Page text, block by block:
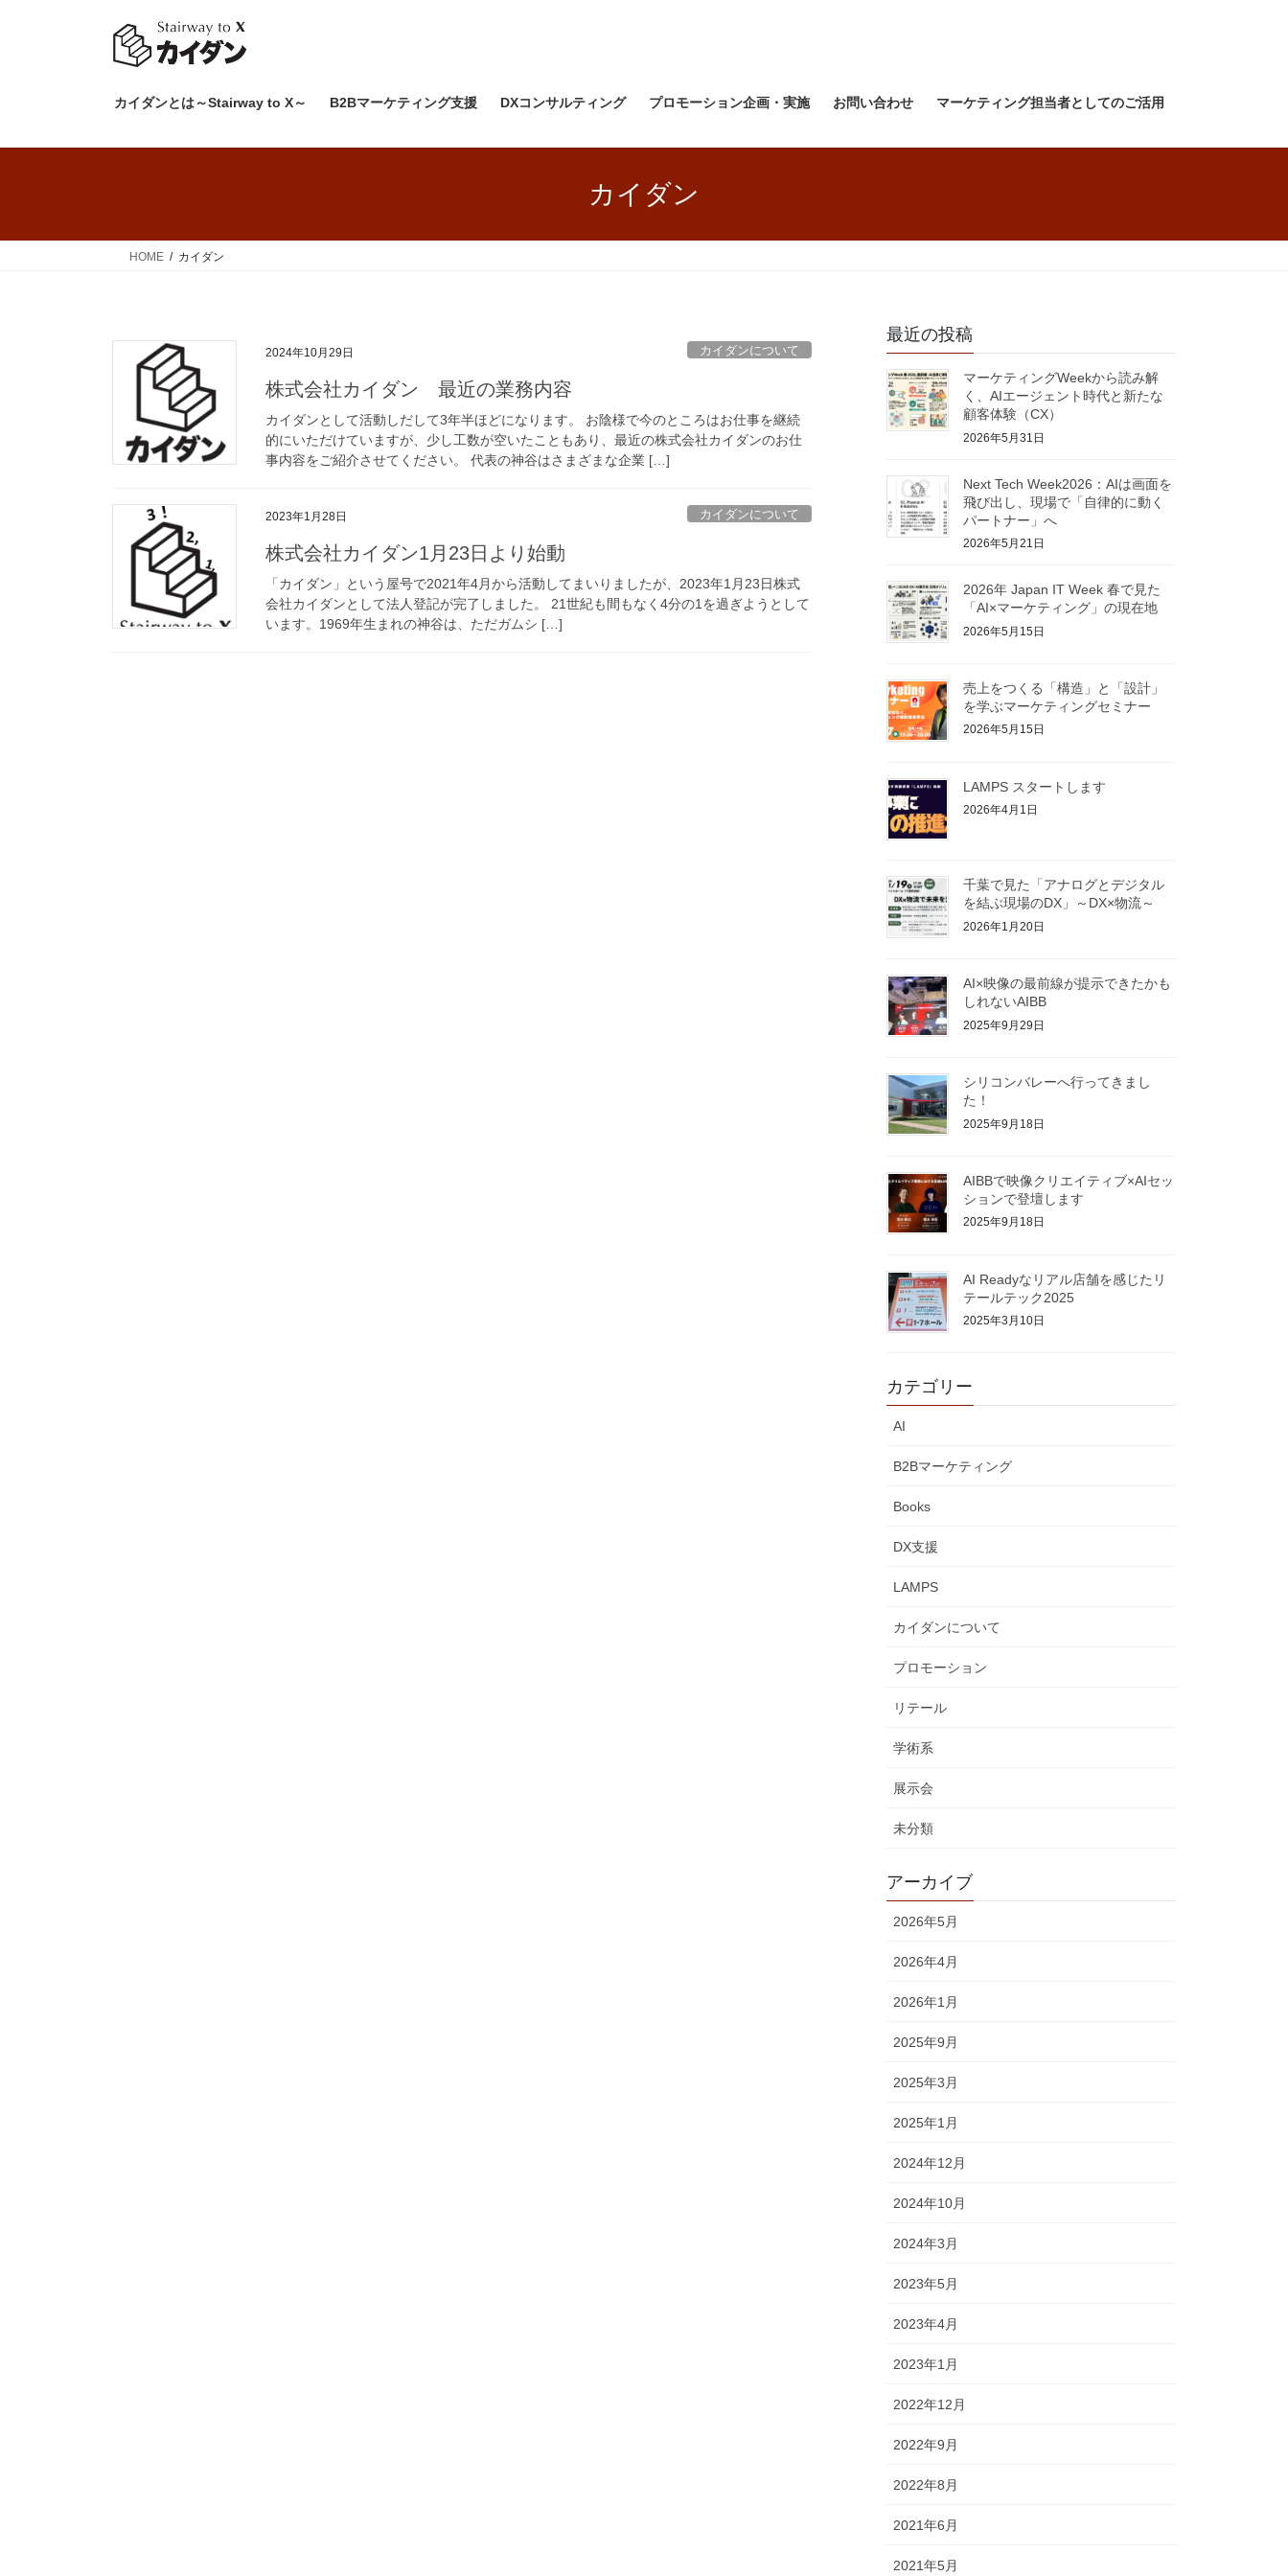
ス
ン
カイダンとは～Stairway to X～ B2Bマーケティング支援 DXコンサルティング プロモーション企画・実施 お問い合わせ マーケティング担当者としてのご活用
カイダン
HOME カイダン
2024年10月29日 カイダンについて
株式会社カイダン 最近の業務内容
カイダンとして活動しだして3年半ほどになります。 お陰様で今のところはお仕事を継続
的にいただけていますが、少し工数が空いたこともあり、最近の株式会社カイダンのお仕
事内容をご紹介させてください。 代表の神谷はさまざまな企業 […]
2023年1月28日 カイダンについて
株式会社カイダン1月23日より始動
「カイダン」という屋号で2021年4月から活動してまいりましたが、2023年1月23日株式
会社カイダンとして法人登記が完了しました。 21世紀も間もなく4分の1を過ぎようとして
います。1969年生まれの神谷は、ただガムシ […]
最近の投稿
マーケティングWeekから読み解
く、AIエージェント時代と新たな
顧客体験（CX）
2026年5月31日
Next Tech Week2026：AIは画面を
飛び出し、現場で「自律的に動く
パートナー」へ
2026年5月21日
2026年 Japan IT Week 春で見た
「AI×マーケティング」の現在地
2026年5月15日
売上をつくる「構造」と「設計」
を学ぶマーケティングセミナー
2026年5月15日
LAMPS スタートします
2026年4月1日
千葉で見た「アナログとデジタル
を結ぶ現場のDX」～DX×物流～
2026年1月20日
AI×映像の最前線が提示できたかも
しれないAIBB
2025年9月29日
シリコンバレーへ行ってきまし
た！
2025年9月18日
AIBBで映像クリエイティブ×AIセッ
ションで登壇します
2025年9月18日
AI Readyなリアル店舗を感じたリ
テールテック2025
2025年3月10日
カテゴリー
AI
B2Bマーケティング
Books
DX支援
LAMPS
カイダンについて
プロモーション
リテール
学術系
展示会
未分類
アーカイブ
2026年5月
2026年4月
2026年1月
2025年9月
2025年3月
2025年1月
2024年12月
2024年10月
2024年3月
2023年5月
2023年4月
2023年1月
2022年12月
2022年9月
2022年8月
2021年6月
2021年5月